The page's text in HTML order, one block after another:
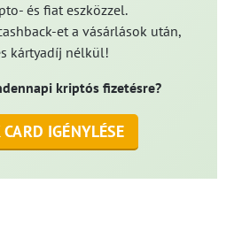
és fiat eszközzel.
et a vásárlások után,
kártyadíj nélkül!
kriptós fizetésre?
CARD IGÉNYLÉSE